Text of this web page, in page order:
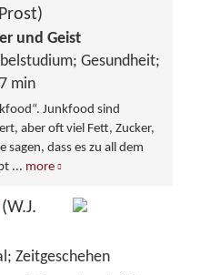
und Geist
Gesundheit;
7 min
Junkfood sind
aber oft viel Fett, Zucker,
sagen, dass es zu all dem
... more
(W.J.
Zeitgeschehen